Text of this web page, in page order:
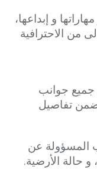
و إبداعها،
من الاحترافية
جميع جوانب
تفاصيل
المسؤولة عن
حالة الأرضية.